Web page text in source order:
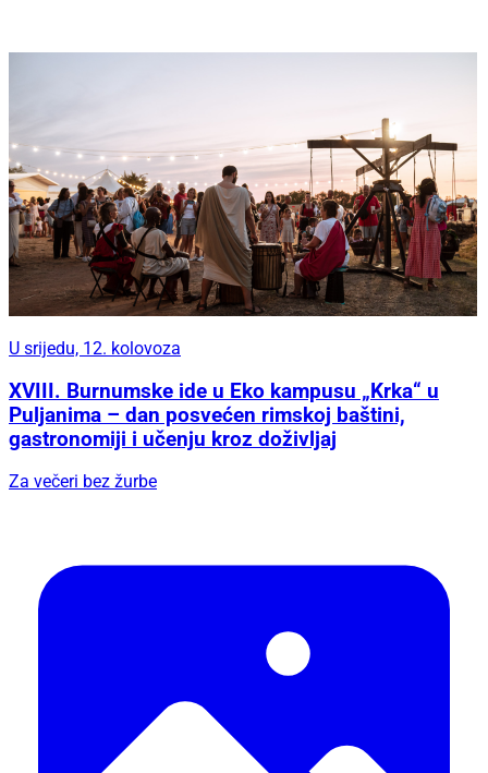
U srijedu, 12. kolovoza
XVIII. Burnumske ide u Eko kampusu „Krka“ u
Puljanima – dan posvećen rimskoj baštini,
gastronomiji i učenju kroz doživljaj
Za večeri bez žurbe